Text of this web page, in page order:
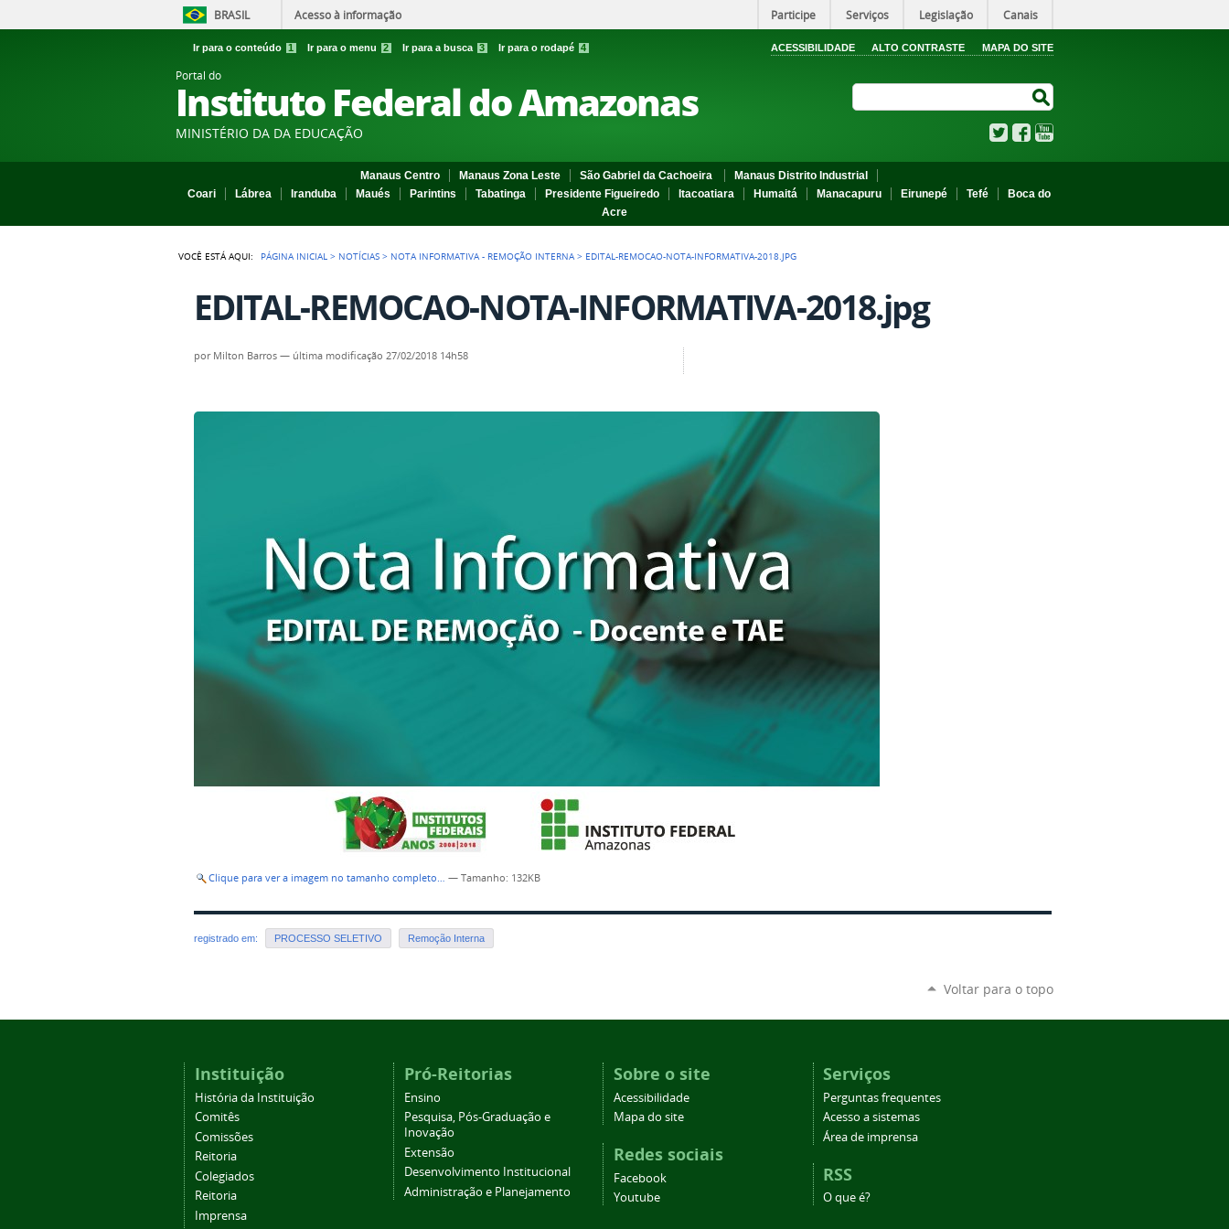
BRASIL Acesso à informação Participe Serviços Legislação Canais
Ir para o conteúdo 1 Ir para o menu 2 Ir para a busca 3 Ir para o rodapé 4 ACESSIBILIDADE ALTO CONTRASTE MAPA DO SITE
Portal do
Instituto Federal do Amazonas
MINISTÉRIO DA DA EDUCAÇÃO TwitterFacebook
Manaus Centro Manaus Zona Leste São Gabriel da Cachoeira
Manaus Distrito Industrial
Coari
Lábrea Iranduba Maués Parintins Tabatinga Presidente Figueiredo Itacoatiara Humaitá Manacapuru Eirunepé Tefé
Boca do
Acre
VOCÊ ESTÁ AQUI: PÁGINA INICIAL > NOTÍCIAS > NOTA INFORMATIVA - REMOÇÃO INTERNA > EDITAL-REMOCAO-NOTA-INFORMATIVA-2018.JPG
EDITAL-REMOCAO-NOTA-INFORMATIVA-2018.jpg
por Milton Barros— última modificação 27/02/2018 14h58
Clique para ver a imagem no tamanho completo… — Tamanho: 132KB
registrado em: PROCESSO SELETIVO Remoção Interna
Voltar para o topo
Instituição
História da Instituição
Comitês
Comissões
Reitoria
Colegiados
Reitoria
Imprensa
Pró-Reitorias
Ensino
Pesquisa, Pós-Graduação e
Inovação
Extensão
Desenvolvimento Institucional
Administração e Planejamento
Sobre o site
Acessibilidade
Mapa do site
Redes sociais
Facebook
Youtube
Serviços
Perguntas frequentes
Acesso a sistemas
Área de imprensa
RSS
O que é?